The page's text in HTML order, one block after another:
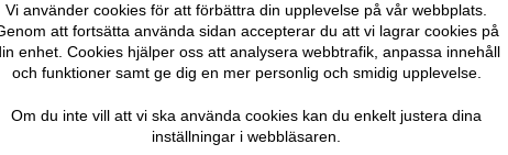
Vi använder cookies för att förbättra din upplevelse på vår webbplats.
att fortsätta använda sidan accepterar du att vi lagrar cookies på
enhet. Cookies hjälper oss att analysera webbtrafik, anpassa innehåll
och funktioner samt ge dig en mer personlig och smidig upplevelse.
Om du inte vill att vi ska använda cookies kan du enkelt justera dina
inställningar i webbläsaren.